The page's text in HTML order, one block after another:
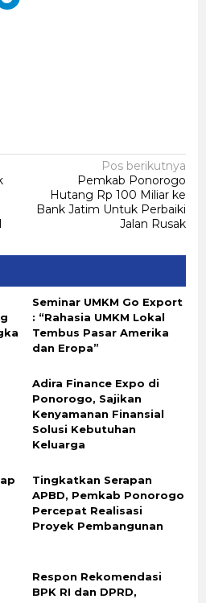
Pos berikutnya
Pemkab Ponorogo
Hutang Rp 100 Miliar ke
Bank Jatim Untuk Perbaiki
Jalan Rusak
Seminar UMKM Go Export
: “Rahasia UMKM Lokal
Tembus Pasar Amerika
dan Eropa”
Adira Finance Expo di
Ponorogo, Sajikan
Kenyamanan Finansial
Solusi Kebutuhan
Keluarga
Tingkatkan Serapan
APBD, Pemkab Ponorogo
Percepat Realisasi
Proyek Pembangunan
Respon Rekomendasi
BPK RI dan DPRD,